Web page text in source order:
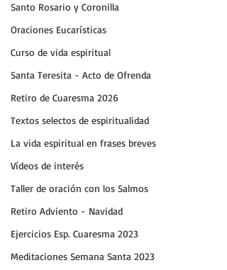
Santo Rosario y Coronilla
Oraciones Eucarísticas
Curso de vida espiritual
Santa Teresita - Acto de Ofrenda
Retiro de Cuaresma 2026
Textos selectos de espiritualidad
La vida espiritual en frases breves
Vídeos de interés
Taller de oración con los Salmos
Retiro Adviento - Navidad
Ejercicios Esp. Cuaresma 2023
Meditaciones Semana Santa 2023